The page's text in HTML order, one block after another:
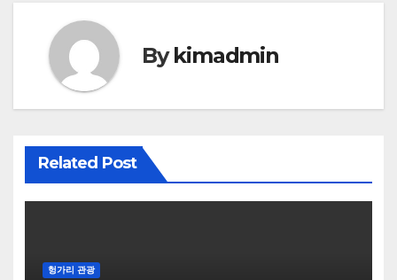
Bykimadmin
Related Post
헝가리 관광